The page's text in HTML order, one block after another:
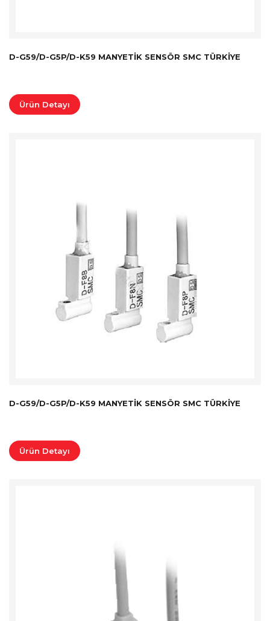
D-G59/D-G5P/D-K59 MANYETIK SENSÖR SMC TÜRKİYE
Ürün Detayı
D-G59/D-G5P/D-K59 MANYETIK SENSÖR SMC TÜRKİYE
Ürün Detayı